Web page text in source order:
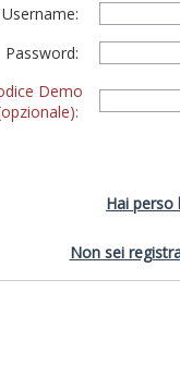
Username:
Password:
Demo
Hai perso
Non sei